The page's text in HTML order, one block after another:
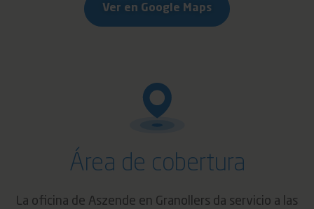
Ver en Google Maps
Área de cobertura
La oficina de Aszende en Granollers da servicio a las